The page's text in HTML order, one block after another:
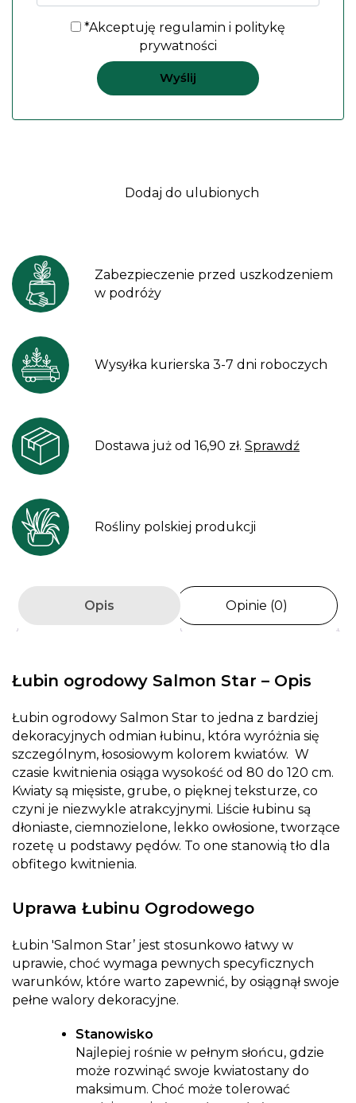
*Akceptuję regulamin i politykę
prywatności
Dodaj do ulubionych
Zabezpieczenie przed uszkodzeniem
w podróży
Wysyłka kurierska 3-7 dni roboczych
Dostawa już od 16,90 zł. Sprawdź
Rośliny polskiej produkcji
Opis Opinie (0)
Łubin ogrodowy Salmon Star – Opis
Łubin ogrodowy Salmon Star to jedna z bardziej
dekoracyjnych odmian łubinu, która wyróżnia się
szczególnym, łososiowym kolorem kwiatów. W
czasie kwitnienia osiąga wysokość od 80 do 120 cm.
Kwiaty są mięsiste, grube, o pięknej teksturze, co
czyni je niezwykle atrakcyjnymi. Liście łubinu są
dłoniaste, ciemnozielone, lekko owłosione, tworzące
rozetę u podstawy pędów. To one stanowią tło dla
obfitego kwitnienia.
Uprawa Łubinu Ogrodowego
Łubin 'Salmon Star’ jest stosunkowo łatwy w
uprawie, choć wymaga pewnych specyficznych
warunków, które warto zapewnić, by osiągnął swoje
pełne walory dekoracyjne.
Stanowisko
Najlepiej rośnie w pełnym słońcu, gdzie
może rozwinąć swoje kwiatostany do
maksimum. Choć może tolerować